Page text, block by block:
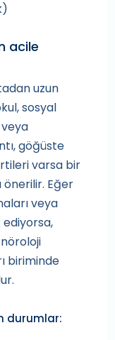
acile
uzun
sosyal
göğüste
varsa bir
önerilir. Eğer
veya
ediyorsa,
biriminde
durumlar: